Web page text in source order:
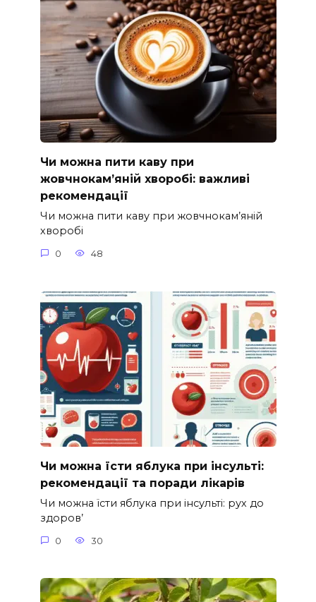
Чи можна пити каву при
жовчнокам’яній хворобі: важливі
рекомендації
Чи можна пити каву при жовчнокам’яній
хворобі
0 48
Чи можна їсти яблука при інсульті:
рекомендації та поради лікарів
Чи можна їсти яблука при інсульті: рух до
здоров’
0 30